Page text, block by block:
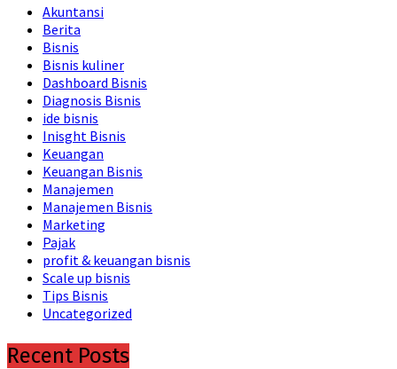
Akuntansi
Berita
Bisnis
Bisnis kuliner
Dashboard Bisnis
Diagnosis Bisnis
ide bisnis
Inisght Bisnis
Keuangan
Keuangan Bisnis
Manajemen
Manajemen Bisnis
Marketing
Pajak
profit & keuangan bisnis
Scale up bisnis
Tips Bisnis
Uncategorized
Recent Posts